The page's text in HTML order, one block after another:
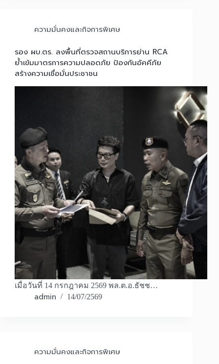
ความมั่นคงและกิจการพิเศษ
รอง ผบ.ตร. ลงพื้นที่ตรวจสถานบริการย่าน RCA
ย้ำเข้มมาตรการความปลอดภัย ป้องกันอัคคีภัย
สร้างความเชื่อมั่นประชาชน
เมื่อวันที่ 14 กรกฎาคม 2569 พล.ต.อ.ธัชช…
admin 14/07/2569
ความมั่นคงและกิจการพิเศษ